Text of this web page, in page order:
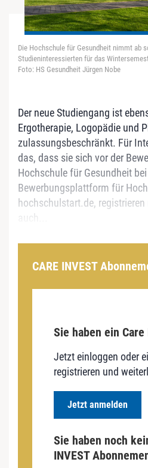
Die Hochschule für Gesundheit nimmt ab
Studieninteressierten für das
Foto: HS Gesundheit Jürgen Nobe
Der neue Studiengang ist
Ergotherapie, Logopädie und
zulassungsbeschränkt. Für
das, dass sie sich vor der
Hochschule für Gesundheit
Bewerbungsplattform für
hochschulstart.de,
CARE INVEST
Sie haben ein
Jetzt einloggen oder
registrieren und
Jetzt anmelden
Sie haben noch
INVEST